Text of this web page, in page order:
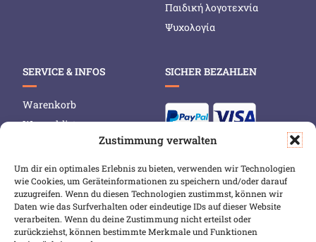
Zustimmung verwalten
Um dir ein optimales Erlebnis zu bieten, verwenden wir Technologien
wie Cookies, um Geräteinformationen zu speichern und/oder darauf
zuzugreifen. Wenn du diesen Technologien zustimmst, können wir
Daten wie das Surfverhalten oder eindeutige IDs auf dieser Website
verarbeiten. Wenn du deine Zustimmung nicht erteilst oder
zurückziehst, können bestimmte Merkmale und Funktionen
Παιδική λογοτεχνία
Ψυχολογία
SERVICE & INFOS
Warenkorb
Wunschliste
Versand & Lieferung
Zahlungsweisen
Widerruf
SICHER BEZAHLEN